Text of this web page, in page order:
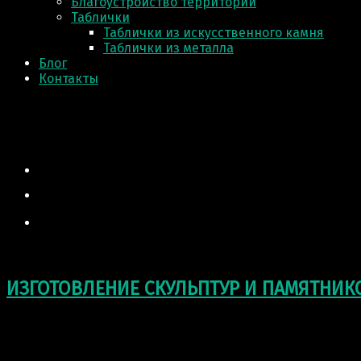
Таблички
Таблички из искусственного камня
Таблички из металла
Блог
Контакты
ИЗГОТОВЛЕНИЕ СКУЛЬПТУР И